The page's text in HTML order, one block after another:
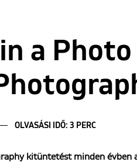
a
OLVASÁSI IDŐ: 3 PERC
kitüntetést minden